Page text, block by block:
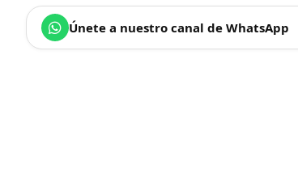
Únete a nuestro canal de WhatsApp